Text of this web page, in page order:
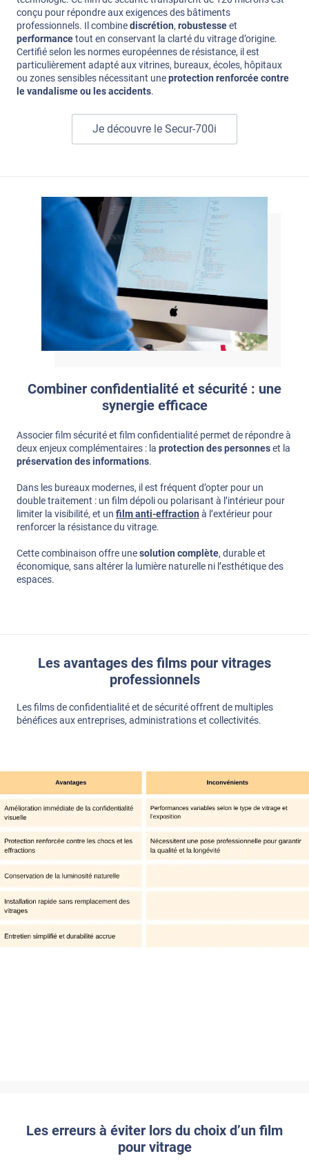
conçu pour répondre aux exigences des bâtiments
professionnels. Il combinediscrétion, robustesseet
performancetout en conservant la clarté du vitrage d’origine.
Certifié selon les normes européennes de résistance, il est
particulièrement adapté aux vitrines, bureaux, écoles, hôpitaux
ou zones sensibles nécessitant uneprotection renforcée contre
le vandalisme ou les accidents.
Je découvre le Secur-700i
Combiner confidentialité et sécurité : une
synergie efficace
Associer film sécurité et film confidentialité permet de répondre à
deux enjeux complémentaires : la protection des personneset la
préservation des informations.
Dans les bureaux modernes, il est fréquent d’opter pour un
double traitement : un film dépoli ou polarisant à l’intérieur pour
limiter la visibilité, et un film anti-effraction à l’extérieur pour
renforcer la résistance du vitrage.
Cette combinaison offre unesolution complète, durable et
économique, sans altérer la lumière naturelle ni l’esthétique des
espaces.
Les avantages des films pour vitrages
professionnels
Les films de confidentialité et de sécurité offrent de multiples
bénéfices aux entreprises, administrations et collectivités.
Les erreurs à éviter lors du choix d’un film
pour vitrage